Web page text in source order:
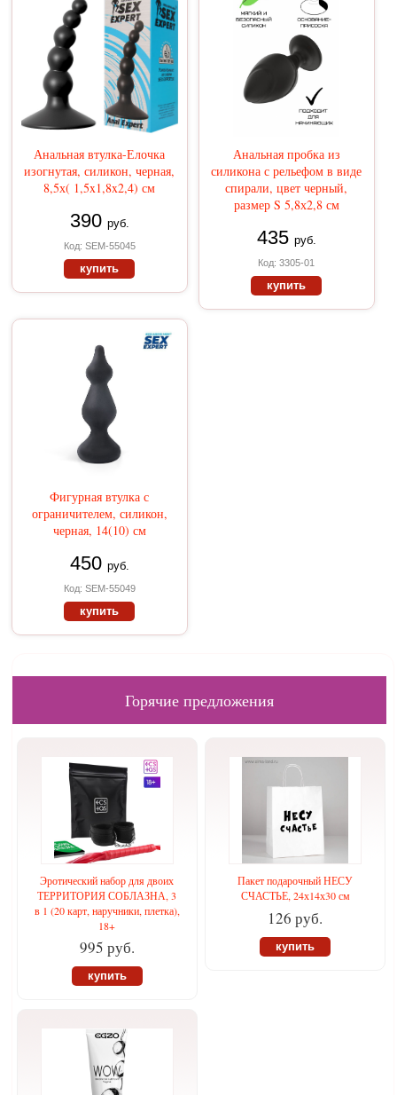
Анальная втулка-Елочка
изогнутая, силикон, черная,
8,5х( 1,5x1,8x2,4) см
390 руб.
Код: SEM-55045
купить
Анальная пробка из
силикона с рельефом в виде
спирали, цвет черный,
размер S 5,8х2,8 см
435 руб.
Код: 3305-01
купить
Фигурная втулка с
ограничителем, силикон,
черная, 14(10) см
450 руб.
Код: SEM-55049
купить
Горячие предложения
Эротический набор для двоих
ТЕРРИТОРИЯ СОБЛАЗНА, 3
в 1 (20 карт, наручники, плетка),
18+
995 руб.
купить
Пакет подарочный НЕСУ
СЧАСТЬЕ, 24х14х30 см
126 руб.
купить